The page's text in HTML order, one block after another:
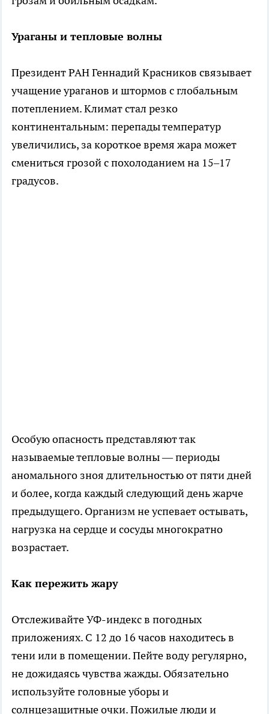
Ураганы и тепловые волны
Президент РАН Геннадий Красников связывает
учащение ураганов и штормов с глобальным
потеплением. Климат стал резко
континентальным: перепады температур
увеличились, за короткое время жара может
смениться грозой с похолоданием на 15–17
градусов.
Особую опасность представляют так
называемые тепловые волны — периоды
аномального зноя длительностью от пяти дней
и более, когда каждый следующий день жарче
предыдущего. Организм не успевает остывать,
нагрузка на сердце и сосуды многократно
возрастает.
Как пережить жару
Отслеживайте УФ-индекс в погодных
приложениях. С 12 до 16 часов находитесь в
тени или в помещении. Пейте воду регулярно,
не дожидаясь чувства жажды. Обязательно
используйте головные уборы и
солнцезащитные очки. Пожилые люди и